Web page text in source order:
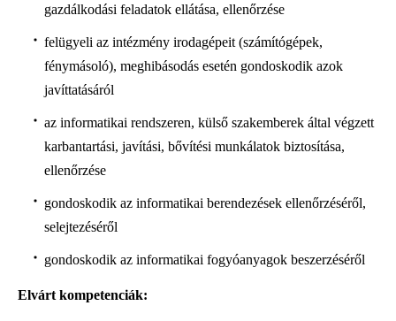
gazdálkodási feladatok ellátása, ellenőrzése
felügyeli az intézmény irodagépeit (számítógépek,
fénymásoló), meghibásodás esetén gondoskodik azok
javíttatásáról
az informatikai rendszeren, külső szakemberek által végzett
karbantartási, javítási, bővítési munkálatok biztosítása,
ellenőrzése
gondoskodik az informatikai berendezések ellenőrzéséről,
selejtezéséről
gondoskodik az informatikai fogyóanyagok beszerzéséről
Elvárt kompetenciák: